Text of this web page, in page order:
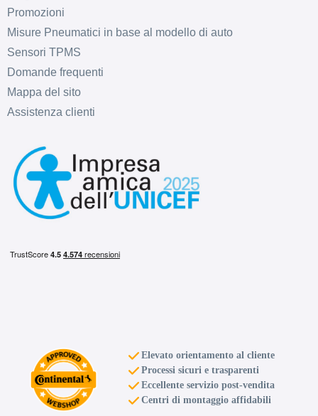
Promozioni
Misure Pneumatici in base al modello di auto
Sensori TPMS
Domande frequenti
Mappa del sito
Assistenza clienti
Elevato orientamento al cliente
Processi sicuri e trasparenti
Eccellente servizio post-vendita
Centri di montaggio affidabili